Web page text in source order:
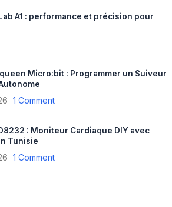
A1 : performance et précision pour
Micro:bit : Programmer un Suiveur
1 Comment
: Moniteur Cardiaque DIY avec
Tunisie
1 Comment